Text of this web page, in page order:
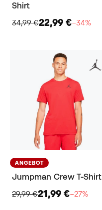
Shirt
34,99 €22,99 €−34%
ANGEBOT
Jumpman Crew T-Shirt
29,99 €21,99 €−27%